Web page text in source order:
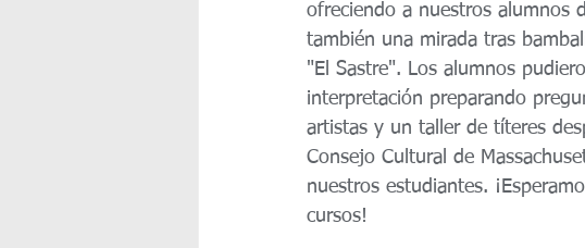
ofreciendo a nuestros alumnos
también una mirada tras
"El Sastre". Los alumnos
interpretación preparando
artistas y un taller de títeres
Consejo Cultural de
nuestros estudiantes.
cursos!